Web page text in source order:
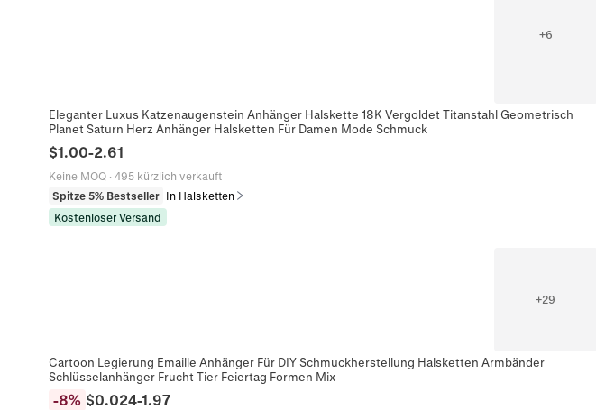
+6
Eleganter Luxus Katzenaugenstein Anhänger Halskette 18K Vergoldet Titanstahl Geometrisch
Planet Saturn Herz Anhänger Halsketten Für Damen Mode Schmuck
$1.00-2.61
Keine MOQ· 495 kürzlich verkauft
Spitze 5% Bestseller In Halsketten
Kostenloser Versand
+29
Cartoon Legierung Emaille Anhänger Für DIY Schmuckherstellung Halsketten Armbänder
Schlüsselanhänger Frucht Tier Feiertag Formen Mix
-8% $0.024-1.97